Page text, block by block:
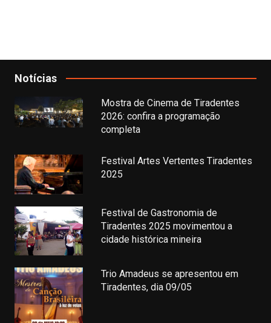
Notícias
Mostra de Cinema de Tiradentes
2026: confira a programação
completa
Festival Artes Vertentes Tiradentes
2025
Festival de Gastronomia de
Tiradentes 2025 movimentou a
cidade histórica mineira
Trio Amadeus se apresentou em
Tiradentes, dia 09/05